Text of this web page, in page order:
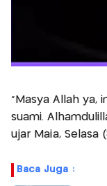
"Masya Allah ya,
suami.
ujar Maia, Selasa
Baca Juga :